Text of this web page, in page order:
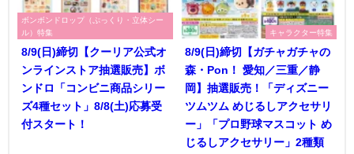
ボンボンドロップ（ぷっくり・立体シー
ル）特集
8/9(日)締切【クーリア公式オ
ンラインストア抽選販売】ボ
ンドロ「コンビニ商品シリー
ズ4種セット」8/8(土)応募受
付スタート！
キャラクター特集
8/9(日)締切【ガチャガチャの
森・Pon！ 愛知／三重／静
岡】抽選販売！「ディズニー
ツムツム めじるしアクセサリ
ー」「プロ野球マスコット め
じるしアクセサリー」2種類